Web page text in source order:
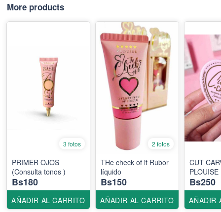
More products
3 fotos
PRIMER OJOS
(Consulta tonos )
Bs180
AÑADIR AL CARRITO
2 fotos
THe check of it Rubor
líquido
Bs150
AÑADIR AL CARRITO
CUT
PLOUISE
Bs250
AÑADIR